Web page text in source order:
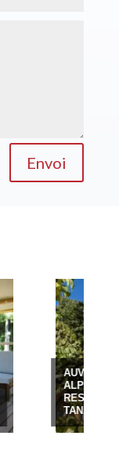
Envoi
AUVERGNE-
ALPES - HÔTEL
RESTAURANT LE
TANARGUE ***